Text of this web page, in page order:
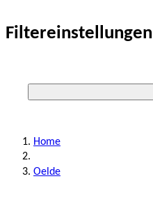
Filtereinstellungen
Home
Oelde